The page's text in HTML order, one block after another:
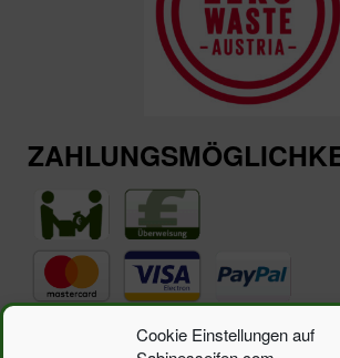
Cookie Einstellungen auf
Suchen